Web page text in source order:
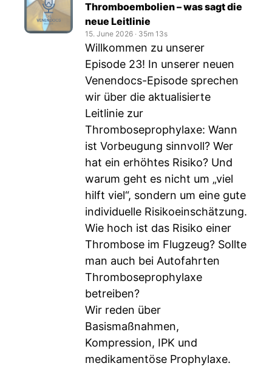
Thromboembolien – was sagt die
neue Leitlinie
15. June 2026 ‧ 35m 13s
Willkommen zu unserer
Episode 23! In unserer neuen
Venendocs-Episode sprechen
wir über die aktualisierte
Leitlinie zur
Thromboseprophylaxe: Wann
ist Vorbeugung sinnvoll? Wer
hat ein erhöhtes Risiko? Und
warum geht es nicht um „viel
hilft viel“, sondern um eine gute
individuelle Risikoeinschätzung.
Wie hoch ist das Risiko einer
Thrombose im Flugzeug? Sollte
man auch bei Autofahrten
Thromboseprophylaxe
betreiben?
Wir reden über
Basismaßnahmen,
Kompression, IPK und
medikamentöse Prophylaxe.